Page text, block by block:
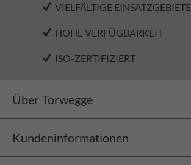
VIELFÄLTIGE EINSATZGEBIETE
HOHE VERFÜGBARKEIT
ISO-ZERTIFIZIERT
Über Torwegge
Kundeninformationen